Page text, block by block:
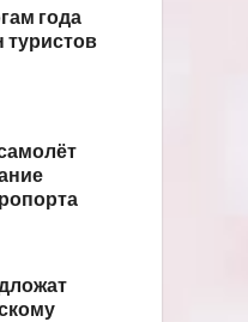
года
туристов